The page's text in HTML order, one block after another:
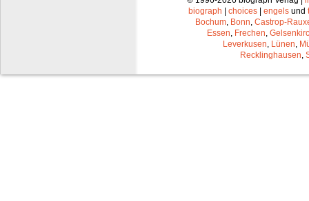
biograph
choices engels und
Bochum, Bonn, Castrop-
Essen, Frechen,
Leverkusen, Lünen,
Recklinghausen,